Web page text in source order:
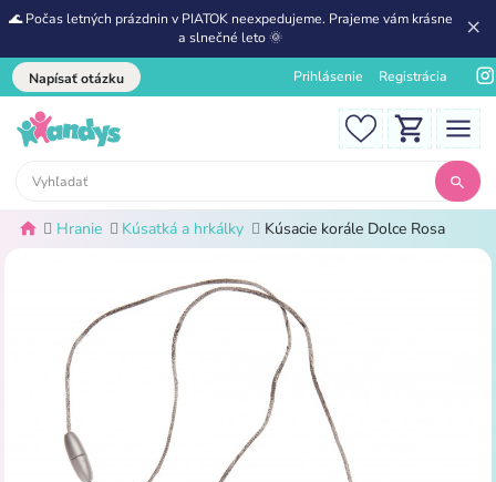
🌊 Počas letných prázdnin v PIATOK neexpedujeme. Prajeme vám krásne
a slnečné leto 🌞
Napísať otázku Prihlásenie Registrácia
Hranie Kúsatká a hrkálky Kúsacie korále Dolce Rosa